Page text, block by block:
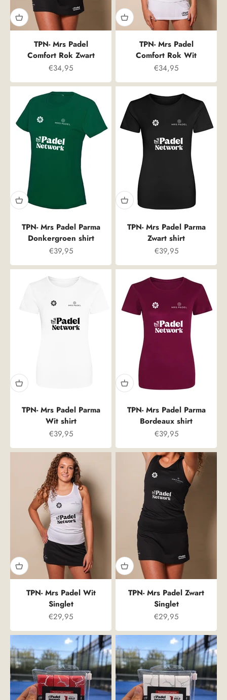
TPN- Mrs Padel
Comfort Rok Zwart
Prix spécial
€34,95
TPN- Mrs Padel
Comfort Rok Wit
Prix spécial
€34,95
TPN- Mrs Padel Parma
Donkergroen shirt
Prix spécial
€39,95
TPN- Mrs Padel Parma
Zwart shirt
Prix spécial
€39,95
TPN- Mrs Padel Parma
Wit shirt
Prix spécial
€39,95
TPN- Mrs Padel Parma
Bordeaux shirt
Prix spécial
€39,95
TPN- Mrs Padel Wit
Singlet
Prix spécial
€29,95
TPN- Mrs Padel Zwart
Singlet
Prix spécial
€29,95